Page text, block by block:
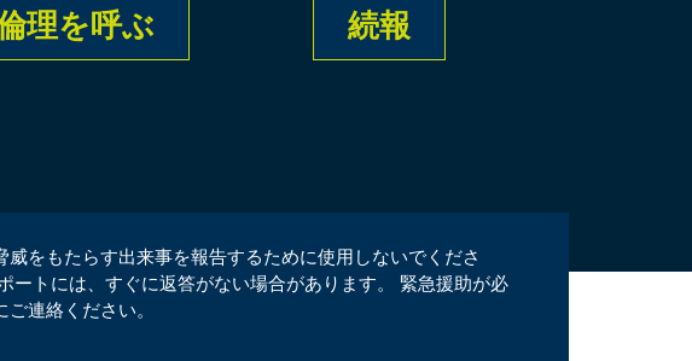
理を呼ぶ 続報
をもたらす出来事を報告するために使用しないでくださ
ートには、すぐに返答がない場合があります。 緊急援助が必
連絡ください。